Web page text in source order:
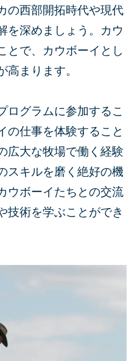
の西部開拓時代や現代
を深めましょう。カウ
とで、カウボーイとし
高まります。
ログラムに参加するこ
の仕事を体験すること
広大な牧場で働く経験
スキルを磨く絶好の機
ウボーイたちとの交流
技術を学ぶことができ